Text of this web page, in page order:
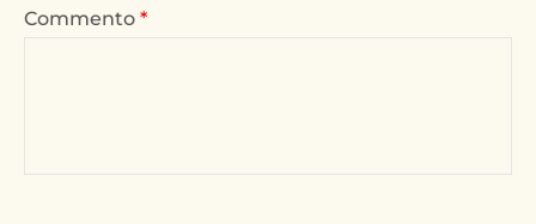
Commento *